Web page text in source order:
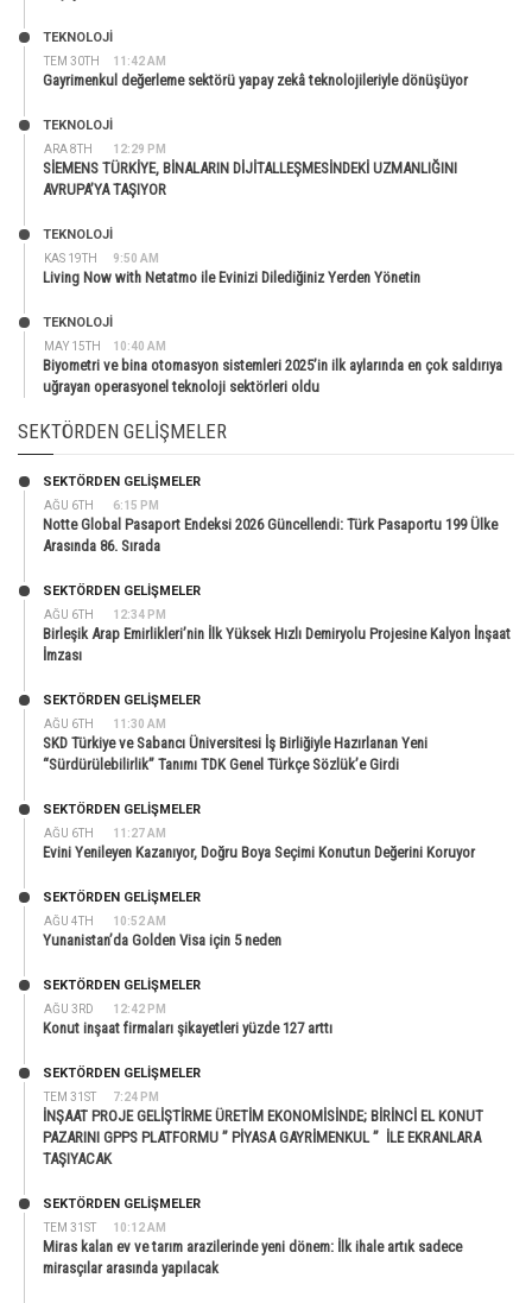
TEM 30TH 11:42 AM
TEKNOLOJİ
Gayrimenkul değerleme sektörü yapay zekâ teknolojileriyle dönüşüyor
ARA 8TH 12:29 PM
TEKNOLOJİ
SİEMENS TÜRKİYE, BİNALARIN DİJİTALLEŞMESİNDEKİ UZMANLIĞINI
AVRUPA’YA TAŞIYOR
KAS 19TH 9:50 AM
TEKNOLOJİ
Living Now with Netatmo ile Evinizi Dilediğiniz Yerden Yönetin
MAY 15TH 10:40 AM
TEKNOLOJİ
Biyometri ve bina otomasyon sistemleri 2025’in ilk aylarında en çok saldırıya
uğrayan operasyonel teknoloji sektörleri oldu
SEKTÖRDEN GELIŞMELER
AĞU 6TH 6:15 PM
SEKTÖRDEN GELIŞMELER
Notte Global Pasaport Endeksi 2026 Güncellendi: Türk Pasaportu 199 Ülke
Arasında 86. Sırada
AĞU 6TH 12:34 PM
SEKTÖRDEN GELIŞMELER
Birleşik Arap Emirlikleri’nin İlk Yüksek Hızlı Demiryolu Projesine Kalyon İnşaat
İmzası
AĞU 6TH 11:30 AM
SEKTÖRDEN GELIŞMELER
SKD Türkiye ve Sabancı Üniversitesi İş Birliğiyle Hazırlanan Yeni
“Sürdürülebilirlik” Tanımı TDK Genel Türkçe Sözlük’e Girdi
AĞU 6TH 11:27 AM
SEKTÖRDEN GELIŞMELER
Evini Yenileyen Kazanıyor, Doğru Boya Seçimi Konutun Değerini Koruyor
AĞU 4TH 10:52 AM
SEKTÖRDEN GELIŞMELER
Yunanistan’da Golden Visa için 5 neden
AĞU 3RD 12:42 PM
SEKTÖRDEN GELIŞMELER
Konut inşaat firmaları şikayetleri yüzde 127 arttı
TEM 31ST 7:24 PM
SEKTÖRDEN GELIŞMELER
İNŞAAT PROJE GELİŞTİRME ÜRETİM EKONOMİSİNDE; BİRİNCİ EL KONUT
PAZARINI GPPS PLATFORMU ” PİYASA GAYRİMENKUL ” İLE EKRANLARA
TAŞIYACAK
TEM 31ST 10:12 AM
SEKTÖRDEN GELIŞMELER
Miras kalan ev ve tarım arazilerinde yeni dönem: İlk ihale artık sadece
mirasçılar arasında yapılacak